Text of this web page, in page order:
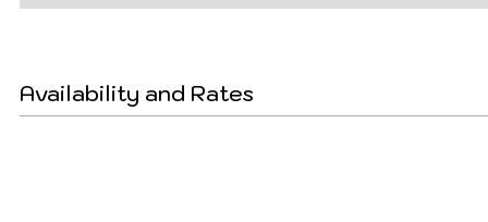
Availability and Rates